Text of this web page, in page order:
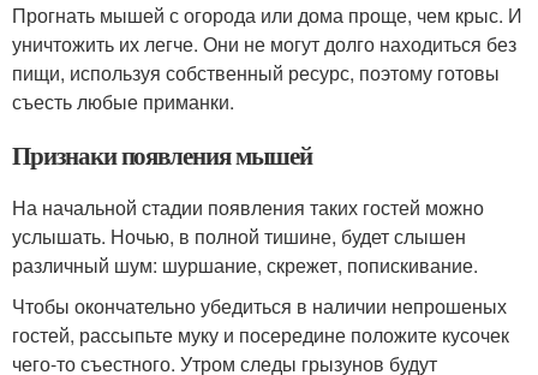
Прогнать мышей с огорода или дома проще, чем крыс. И
уничтожить их легче. Они не могут долго находиться без
пищи, используя собственный ресурс, поэтому готовы
съесть любые приманки.
Признаки появления мышей
На начальной стадии появления таких гостей можно
услышать. Ночью, в полной тишине, будет слышен
различный шум: шуршание, скрежет, попискивание.
Чтобы окончательно убедиться в наличии непрошеных
гостей, рассыпьте муку и посередине положите кусочек
чего-то съестного. Утром следы грызунов будут